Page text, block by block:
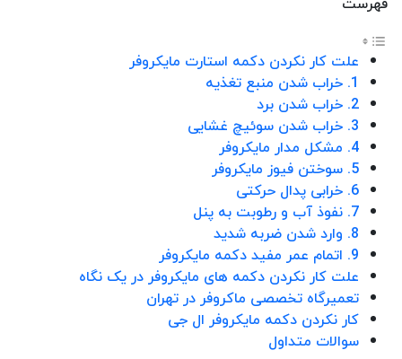
علت کار نکردن دکمه استارت مایکروفر
1. خراب شدن منبع تغذیه
2. خراب شدن برد
3. خراب شدن سوئیچ غشایی
4. مشکل مدار مایکروفر
5. سوختن فیوز مایکروفر
6. خرابی پدال حرکتی
7. نفوذ آب و رطوبت به پنل
8. وارد شدن ضربه شدید
9. اتمام عمر مفید دکمه مایکروفر
علت کار نکردن دکمه های مایکروفر در یک نگاه
تعمیرگاه تخصصی ماکروفر در تهران
کار نکردن دکمه مایکروفر ال جی
سوالات متداول